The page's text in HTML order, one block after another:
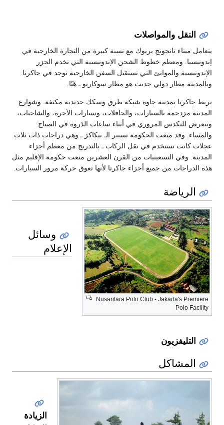
النقل والمواصلات
يتعامل ميناء تانجونج بريوك مع نسبة كبيرة من التجارة الخارجية في
إندونيسيا. ومعظم خطوط الشحن الإندونيسية التي تخدم الجزر
الإندونيسية والموانئ التي تستقبل السفن الخارجية توجد في جاكرتا.
وبالمدينة مطار دولي حديث هو مطار سوكارنو ـ هَتّا.
يربط جاكرتا بمدينة جاوه شبكة طرق وسكك حديدية مكثفة. وشوارع
المدينة مزدحمة بالسيارات، والحافلات، وسيارات الأجرة، والشاحنات،
وتتعرض للتكدس المروري في أثناء ساعات الذروة في الصباح
والمساء. وقد منعت الحكومة تسيير الـ بيكاكز ـ وهي دراجات ذات ثلاث
عجلات كانت تستخدم في نقل الركاب ـ بالتدريج من معظم أجزاء
المدينة. وفي التسعينيات من القرن العشرين منعت حكومة الإقليم مثل
هذه الدراجات من جميع أجزاء جاكرتا لأنها تعوق حركة مرور السيارات.
الرياضة
Nusantara Polo Club - Jakarta's Premiere
Polo Facility
وسائل
الإعلام
التليفزيون
المشاكل
الزيادة